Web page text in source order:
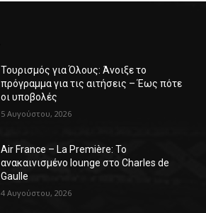
Τουρισμός για Όλους: Άνοιξε το
πρόγραμμα για τις αιτήσεις – Έως πότε
οι υποβολές
5 Αυγούστου, 2026
Air France – La Première: Το
ανακαινισμένο lounge στο Charles de
Gaulle
4 Αυγούστου, 2026